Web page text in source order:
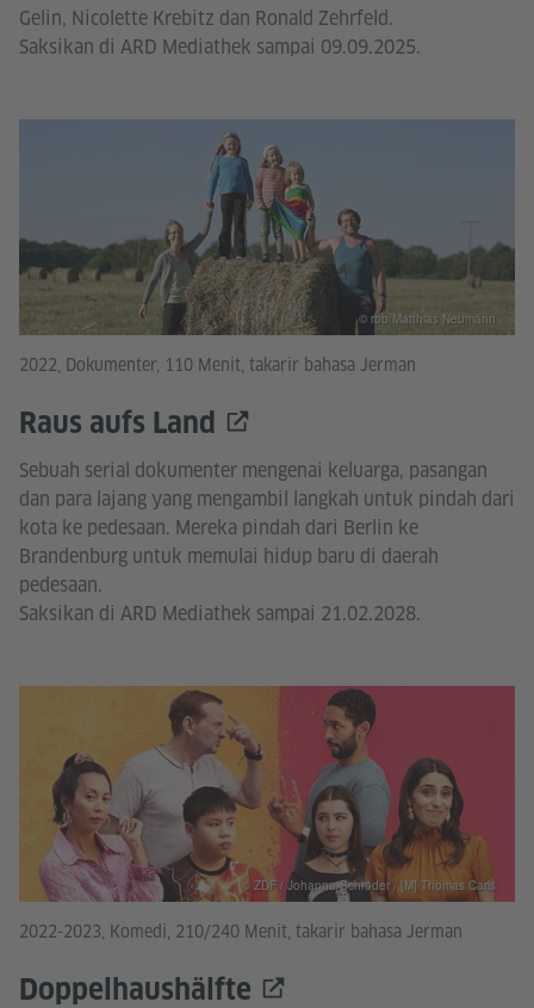
Gelin, Nicolette Krebitz dan Ronald Zehrfeld.
Saksikan di ARD Mediathek sampai 09.09.2025.
2022, Dokumenter, 110 Menit, takarir bahasa Jerman
Raus aufs Land
Sebuah serial dokumenter mengenai keluarga, pasangan
dan para lajang yang mengambil langkah untuk pindah dari
kota ke pedesaan. Mereka pindah dari Berlin ke
Brandenburg untuk memulai hidup baru di daerah
pedesaan.
Saksikan di ARD Mediathek sampai 21.02.2028.
© rbb/Matthias Neumann
2022-2023, Komedi, 210/240 Menit, takarir bahasa Jerman
Doppelhaushälfte
© ZDF / Johanna Schröder / [M] Thomas Carls